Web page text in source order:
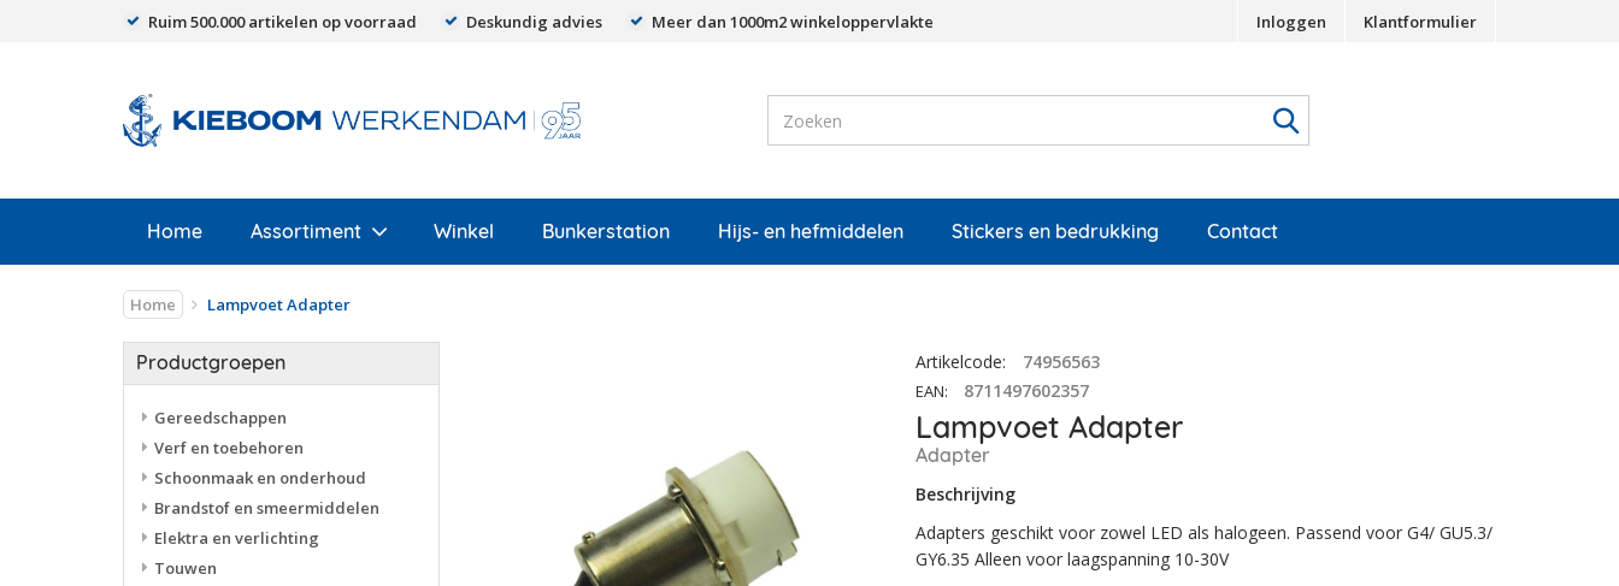
Ruim 500.000 artikelen op voorraad Deskundig advies Meer dan 1000m2 winkeloppervlakte Inloggen Klantformulier
Home Assortiment Winkel Bunkerstation Hijs- en hefmiddelen Stickers en bedrukking Contact
Home Lampvoet Adapter
Productgroepen
Gereedschappen
Verf en toebehoren
Schoonmaak en onderhoud
Brandstof en smeermiddelen
Elektra en verlichting
Touwen
Artikelcode: 74956563
EAN: 8711497602357
Lampvoet Adapter
Adapter
Beschrijving
Adapters geschikt voor zowel LED als halogeen. Passend voor G4/ GU5.3/
GY6.35 Alleen voor laagspanning 10-30V